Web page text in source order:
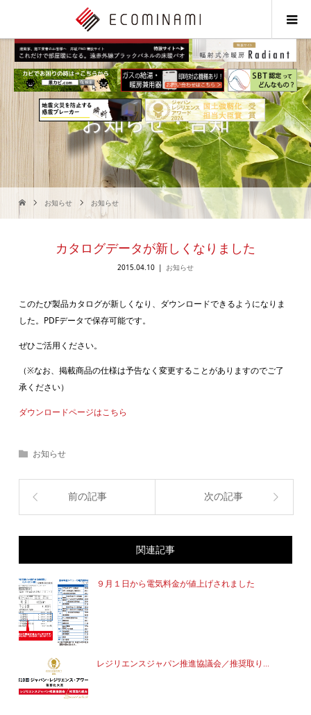
お知らせ・告知
お知らせ お知らせ
カタログデータが新しくなりました
2015.04.10 お知らせ
このたび製品カタログが新しくなり、ダウンロードできるようになりま
した。PDFデータで保存可能です。
ぜひご活用ください。
（※なお、掲載商品の仕様は予告なく変更することがありますのでご了
承ください）
ダウンロードページはこちら
お知らせ
前の記事 次の記事
関連記事
９月１日から電気料金が値上げされました
レジリエンスジャパン推進協議会／推奨取り...